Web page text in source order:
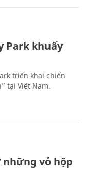
Park khuấy
triển khai chiến
tại Việt Nam.
vỏ hộp